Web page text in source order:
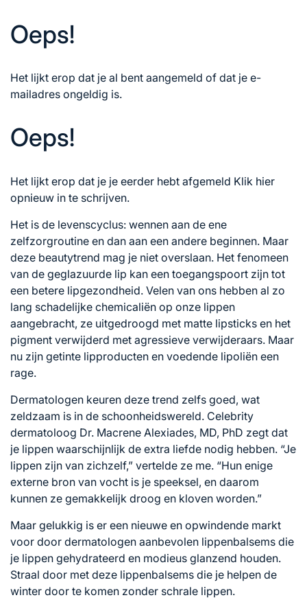
Oeps!
Het lijkt erop dat je al bent aangemeld of dat je e-
mailadres ongeldig is.
Oeps!
Het lijkt erop dat je je eerder hebt afgemeld Klik hier
opnieuw in te schrijven.
Het is de levenscyclus: wennen aan de ene
zelfzorgroutine en dan aan een andere beginnen. Maar
deze beautytrend mag je niet overslaan. Het fenomeen
van de geglazuurde lip kan een toegangspoort zijn tot
een betere lipgezondheid. Velen van ons hebben al zo
lang schadelijke chemicaliën op onze lippen
aangebracht, ze uitgedroogd met matte lipsticks en het
pigment verwijderd met agressieve verwijderaars. Maar
nu zijn getinte lipproducten en voedende lipoliën een
rage.
Dermatologen keuren deze trend zelfs goed, wat
zeldzaam is in de schoonheidswereld. Celebrity
dermatoloog Dr. Macrene Alexiades, MD, PhD zegt dat
je lippen waarschijnlijk de extra liefde nodig hebben. “Je
lippen zijn van zichzelf,” vertelde ze me. “Hun enige
externe bron van vocht is je speeksel, en daarom
kunnen ze gemakkelijk droog en kloven worden.”
Maar gelukkig is er een nieuwe en opwindende markt
voor door dermatologen aanbevolen lippenbalsems die
je lippen gehydrateerd en modieus glanzend houden.
Straal door met deze lippenbalsems die je helpen de
winter door te komen zonder schrale lippen.